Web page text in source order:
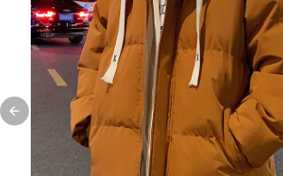
Previous slide